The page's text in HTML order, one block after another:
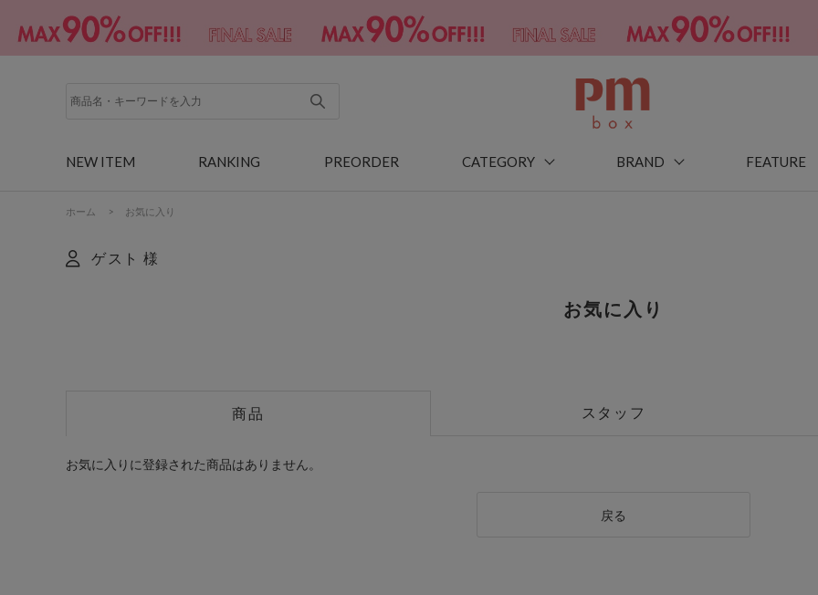
NEW ITEM RANKING PREORDER CATEGORY BRAND FEATURE
ホーム > お気に入り
ゲスト 様
お気に入り
商品 スタッフ
お気に入りに登録された商品はありません。
戻る